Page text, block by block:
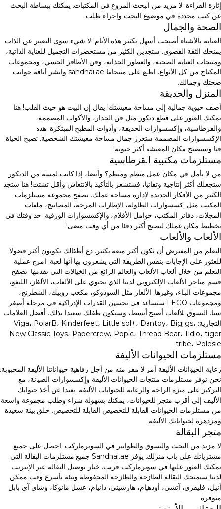
إثارة القراءة. لا مزيد من البحث المروع في المكتبات. يمكنك ببساطة البحث
عن كتب محددة في موضوع البحث وإجراء طلب.
الصحة والجمال
العناية بالأشياء أصبحت أسهل بكثير هذه الأيام! لا شيء سوى التعبير عن الذات
يمنحك الثقة القصوى. ستجدين الكثير من مستحضرات التجميل للعناية الذاتية،
ومنتجات العناية الصحية، والعطور الجذابة، وفن الأظافر الحسي، ومجموعات
المكياج من كل الأنواع. اطلع على منتجاتنا sandhai.ae وانشر أناقة جوانب
صحتك وجمالك.
المنزل والحديقة
أضف حيوية جمالية إلى مساحة معيشتك! يقال إن البيت هو حيث القلب! هنا
يمكنك العثور على قطع ديكور مثل فن الجدار، والأكواب المصممة،
والقرطاسية، وإكسسوارات الحديقة، وأدوات المطبخ المبتكرة. هذه
الإكسسوارات المصممة ستعزز جمال مساحة معيشتك الشخصية. تصبح الحياة
فنا وسيصبح مكان المعيشة أكثر حيوية!
مستلزمات مكتبية القرطاسية
من لا يأمل في مكان عمل منظم ومنظم؟ وأيضا، إذا كانت لمسة من الديكور
ستجعلك أكثر إنتاجية وتفانيا، فستشعر بالتأكيد بالانتعاش وأقل تشتت! هنا ستجد
الكثير من الأفكار الجديدة لإدارة مساحة عملك. تصفح مجموعة مستلزمات
المكتب مثل إكسسوارات الطاولة، الإطارات المرحة، المصابيح، ملفات
المجلات، دفاتر المكتب، حوامل الأقلام، والإكسسوارات الورقية. خذ وقتك في
تخطيط مكان عملك ليصبح أكثر دفئا من أي وقت مضى!
الألعاب والألعاب
التعلم من المفترض أن يكون أكثر متعة بكثير. دع أطفالك يكونون أكثر فضولا
للعثور على الإجابات بنفس الطريقة التي يشعرون بها أنها لعبة. امزج عملية
التعلم من خلال ألعاب الألعاب والعالم الرائع من الخيالات التي تقدمها. تصفح
قسم متاجر الألعاب الإلكتروني لدينا الذي يحتوي على الألعاب، الألغاز، الليغو،
مجموعات البناء، وغيرها. الألغاز مثل السودوكو، مكعب روبيك، الشطرنج،
ومجموعات LEGO ستساعد في تحسين القدرات الإدراكية في مرحلة أصغر
سنا. التسوق للألعاب أصبح أبسط، وسيكون طفلك سعيدا بذلك. أفضل العلامات
التجارية: Viga، PolarB، Kinderfeet، Little sol+، Dantoy، Bigjigs،
New Classic Toys، Papercrew، Popic، Thread Bear، Tidlo، tiger
tribe، Polesie.
مستلزمات الحيوانات الأليفة
رعاية الحيوانات الأليفة أمر لا مفر منه من أجل رفاهية حيواناتنا الأليفة المحبوبة.
نحن نوفر مستلزمات منتجات الحيوانات الأليفة وإكسسوارات الصيانة، مع
التركيز على ميزة الراحة والرعاية للحيوانات الأليفة. بعيدا عن أخذ حيوانك
الأليف إلى أقرب متجر للحيوانات، يمكنك بسهولة شراء وطلب مجموعة واسعة
من مستلزمات الحيوانات القابلة للتخصيص القابلة للتخصيص. خلق بيئة سعيدة
ومزدهرة لحيواناتك الأليفة.
متجر البقالة
لا مزيد من البحث والتسوق والطوابير في السوبرماركت. احصل على جميع
مشترياتك على باب منزلك. يوفر Sandhai.ae جميع مستلزمات البقالة التي
يمكنك العثور عليها في سوبرماركت قريب. خيار توصيل البقالة عبر الإنترنت
لدينا سيمنحك البقالة الطازجة والطازجة المحفوظة ونيئة بأسرع وقت ممكن.
أنيل، فليفري، آتشي، أودهيام، هارشيني، دانيام، عسل مانوكا، وشاي آي بابل
متوفرة